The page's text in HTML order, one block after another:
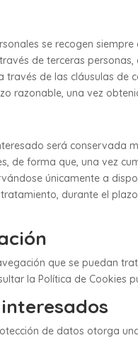
se recogen
de terceras
de las cláusulas de
razonable, una vez
será conservada
de forma que, una vez
únicamente a
durante el
que se puedan
la Política de Cookies
de datos otorga